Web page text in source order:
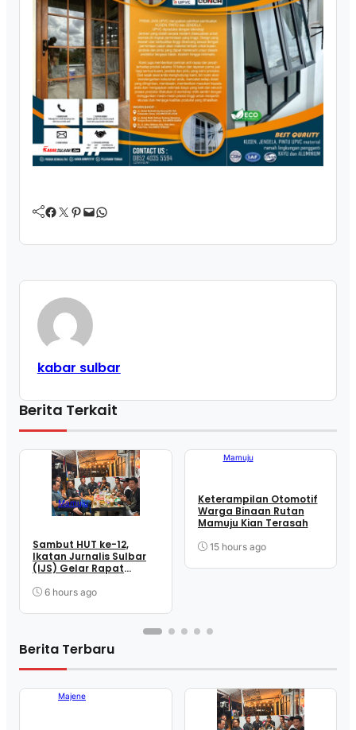
Facebook Twitter Pinterest Mail WhatsApp
kabar sulbar
Berita Terkait
Mamuju
Sambut HUT ke-12,
Ikatan Jurnalis Sulbar
(IJS) Gelar Rapat
Panitia
6 hours ago
Mamuju
Keterampilan Otomotif
Warga Binaan Rutan
Mamuju Kian Terasah
15 hours ago
Berita Terbaru
Majene